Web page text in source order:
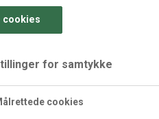
for samtykke
cookies